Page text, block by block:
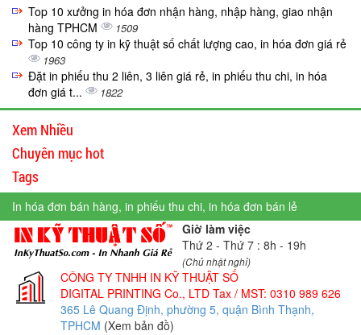
Top 10 xưởng in hóa đơn nhận hàng, nhập hàng, giao nhận
hàng TPHCM
1509
Top 10 công ty in kỹ thuật số chất lượng cao, in hóa đơn giá rẻ
1963
Đặt in phiếu thu 2 liên, 3 liên giá rẻ, in phiếu thu chi, in hóa
đơn giá t...
1822
Xem Nhiều
Chuyên mục hot
Tags
In hóa đơn bán hàng, in phiếu thu chi, in hóa đơn bán lẻ
Giờ làm việc
Thứ 2 - Thứ 7 : 8h - 19h
(Chủ nhật nghỉ)
CÔNG TY TNHH IN KỸ THUẬT SỐ
DIGITAL PRINTING Co., LTD Tax / MST: 0310 989 626
365 Lê Quang Định, phường 5, quận Bình Thạnh,
TPHCM (Xem bản đồ)